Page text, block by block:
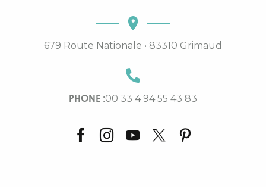
679 Route Nationale • 83310 Grimaud
PHONE :00 33 4 94 55 43 83